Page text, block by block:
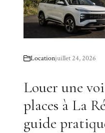
Locationjuillet 24, 2026
Louer une
places à La
guide